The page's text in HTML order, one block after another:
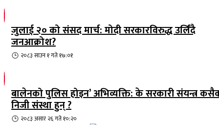
जुलाई २० को संसद मार्च: मोदी सरकारविरुद्ध उर्लिंदै
जनआक्रोश?
२०८३ साउन १ गते १७:०१
बालेनको पुलिस होइन’ अभिव्यक्ति: के सरकारी संयन्त्र
निजी संस्था हुन् ?
२०८३ असार २६ गते १०:२०